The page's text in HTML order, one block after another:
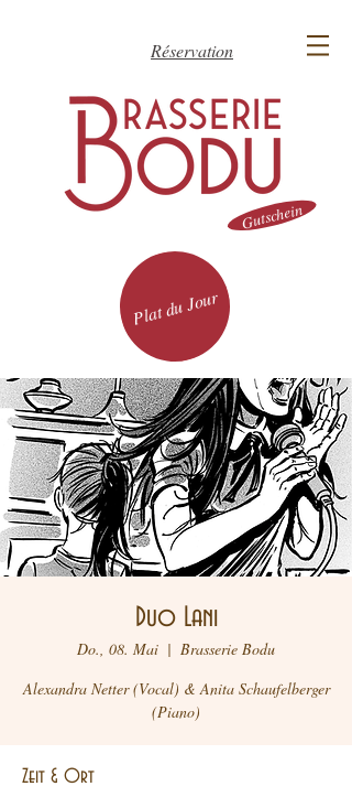
Réservation
Plat du Jour
Gutschein
Duo Lani
Do., 08. Mai
  |
Brasserie Bodu
Alexandra Netter (Vocal) & Anita Schaufelberger
Zeit & Ort